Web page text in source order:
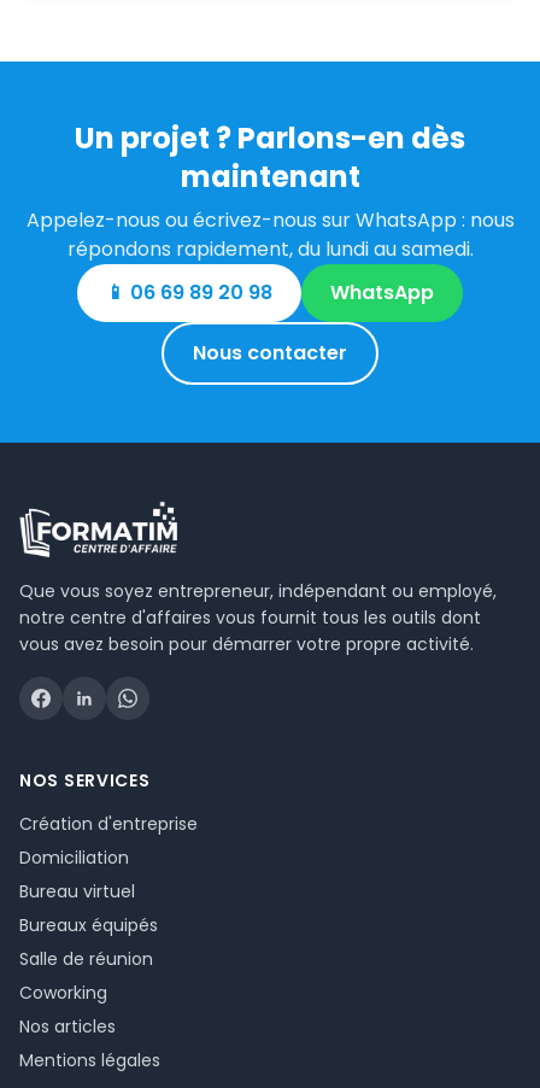
Un projet ? Parlons-en dès
maintenant
Appelez-nous ou écrivez-nous sur WhatsApp : nous
répondons rapidement, du lundi au samedi.
📱 06 69 89 20 98
WhatsApp
Nous contacter
Que vous soyez entrepreneur, indépendant ou employé,
notre centre d'affaires vous fournit tous les outils dont
vous avez besoin pour démarrer votre propre activité.
NOS SERVICES
Création d'entreprise
Domiciliation
Bureau virtuel
Bureaux équipés
Salle de réunion
Coworking
Nos articles
Mentions légales